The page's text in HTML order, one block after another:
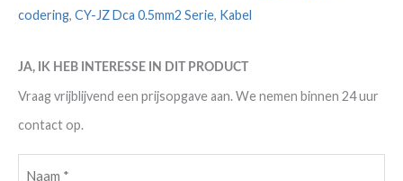
codering, CY-JZ Dca 0.5mm2 Serie, Kabel
JA, IK HEB INTERESSE IN DIT PRODUCT
Vraag vrijblijvend een prijsopgave aan. We nemen binnen 24 uur
contact op.
(Vereist)